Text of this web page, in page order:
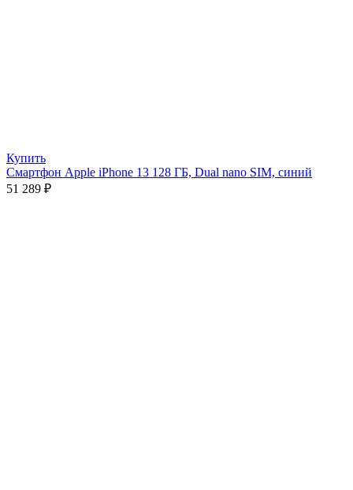
Купить
Смартфон Apple iPhone 13 128 ГБ, Dual nano SIM, синий
51 289 ₽